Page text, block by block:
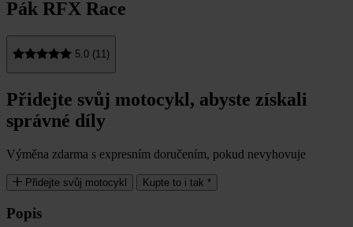
Pák RFX Race
5.0 (11)
Přidejte svůj motocykl, abyste získali
správné díly
Výměna zdarma s expresním doručením, pokud nevyhovuje
Přidejte svůj motocykl Kupte to i tak *
Popis